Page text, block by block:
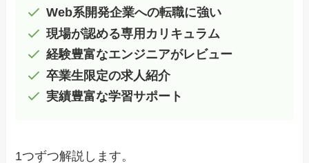
Web系開発企業への転職に強い
現場が認める専用カリキュラム
経験豊富なエンジニアがレビュー
卒業生限定の求人紹介
実績豊富な学習サポート
1つずつ解説します。